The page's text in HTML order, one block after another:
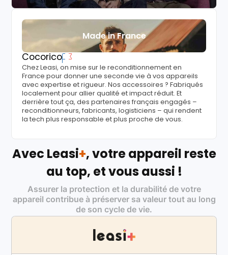
Made in France
Cocorico
Chez Leasi, on mise sur le reconditionnement en
France pour donner une seconde vie à vos appareils
avec expertise et rigueur. Nos accessoires ? Fabriqués
localement pour allier qualité et impact réduit. Et
derrière tout ça, des partenaires français engagés –
reconditionneurs, fabricants, logisticiens – qui rendent
la tech plus responsable et plus proche de vous.
Avec Leasi+, votre appareil reste
au top, et vous aussi !
Assurer la protection et la durabilité de votre
appareil contribue à préserver sa valeur tout au long
de son cycle de vie.